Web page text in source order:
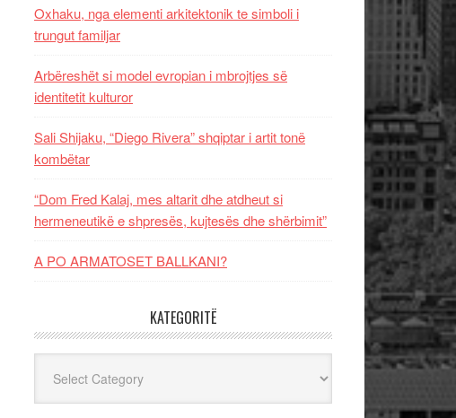
Oxhaku, nga elementi arkitektonik te simboli i
trungut familjar
Arbëreshët si model evropian i mbrojtjes së
identitetit kulturor
Sali Shijaku, “Diego Rivera” shqiptar i artit tonë
kombëtar
“Dom Fred Kalaj, mes altarit dhe atdheut si
hermeneutikë e shpresës, kujtesës dhe shërbimit”
A PO ARMATOSET BALLKANI?
KATEGORITË